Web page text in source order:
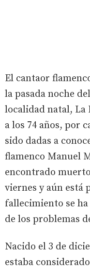
El cantaor
la pasada noche
localidad natal, La
a los 74 años, por
sido dadas a
flamenco Manuel
encontrado
viernes y aún está
fallecimiento se
de los problemas
Nacido el 3 de
estaba